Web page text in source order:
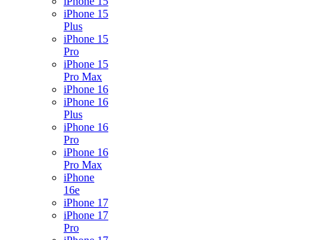
iPhone 15
Plus
iPhone 15
Pro
iPhone 15
Pro Max
iPhone 16
iPhone 16
Plus
iPhone 16
Pro
iPhone 16
Pro Max
iPhone
16e
iPhone 17
iPhone 17
Pro